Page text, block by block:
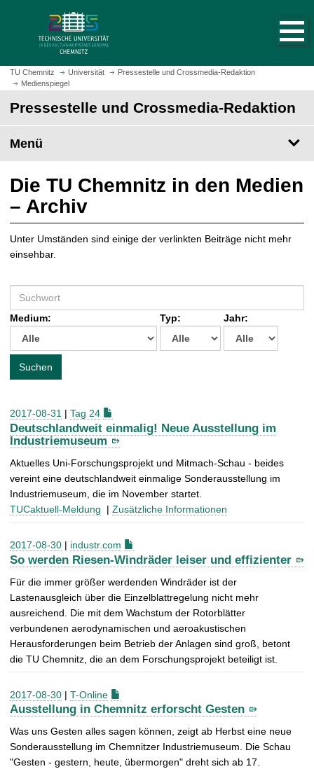
m
H
t
s
i
e
a
u
f
r
u
f
e
TU Chemnitz Universität
Pressestelle und Crossmedia-Redaktion
Medienspiegel
Pressestelle und Crossmedia-Redaktion
Menü
Die TU Chemnitz in den Medien
– Archiv
Unter Umständen sind einige der verlinkten Beiträge nicht mehr
einsehbar.
u
c
e
h
:
Medium: Typ: Jahr:
Suchen
2017-08-31 | Tag 24
Deutschlandweit einmalig! Neue Ausstellung im
Industriemuseum
Aktuelles Uni-Forschungsprojekt und Mitmach-Schau - beides
vereint eine deutschlandweit einmalige Sonderausstellung im
Industriemuseum, die im November startet.
TUCaktuell-Meldung | Zusätzliche Informationen
2017-08-30 | industr.com
So werden Riesen-Windräder leiser und effizienter
Für die immer größer werdenden Windräder ist der
Lastenausgleich über die Einzelblattregelung nicht mehr
ausreichend. Die mit dem Wachstum der Rotorblätter
verbundenen aerodynamischen und aeroakustischen
Herausforderungen beim Betrieb der Anlagen sind groß, betont
die TU Chemnitz, die an dem Forschungsprojekt beteiligt ist.
2017-08-30 | T-Online
Ausstellung in Chemnitz erforscht Gesten
Was uns Gesten alles sagen können, zeigt ab Herbst eine neue
Sonderausstellung im Chemnitzer Industriemuseum. Die Schau
"Gesten - gestern, heute, übermorgen" dreht sich ab 17.